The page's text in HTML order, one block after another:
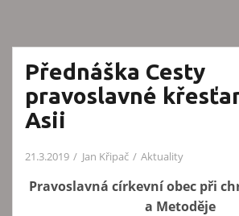
Přednáška Cesty
pravoslavné
Asii
21.3.2019 Jan Křipač Aktuality
Pravoslavná církevní obec při
a Metoděje